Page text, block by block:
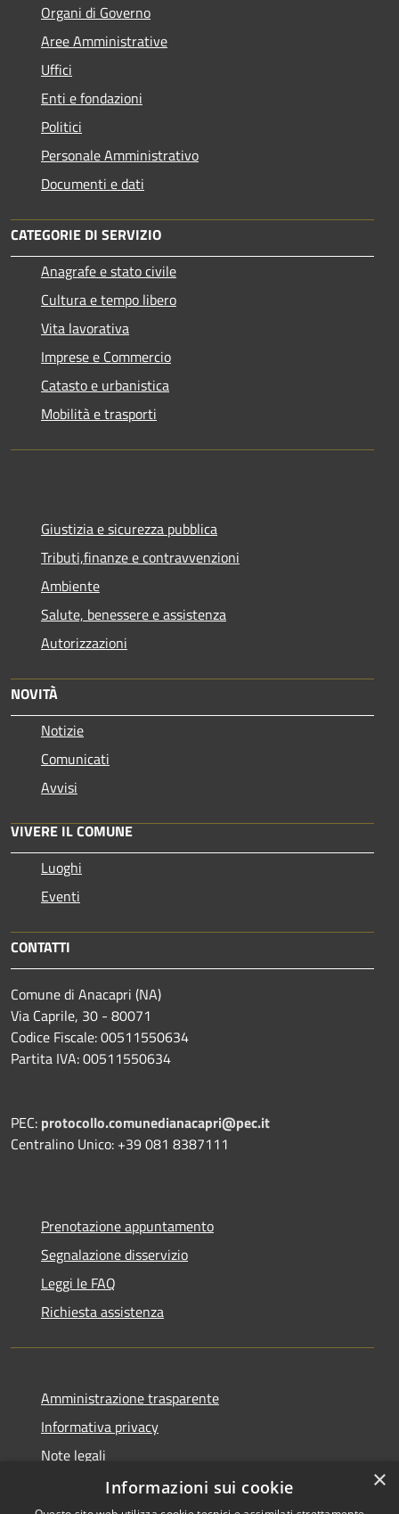
Organi di Governo
Aree Amministrative
Uffici
Enti e fondazioni
Politici
Personale Amministrativo
Documenti e dati
CATEGORIE DI SERVIZIO
Anagrafe e stato civile
Cultura e tempo libero
Vita lavorativa
Imprese e Commercio
Catasto e urbanistica
Mobilità e trasporti
Giustizia e sicurezza pubblica
Tributi,finanze e contravvenzioni
Ambiente
Salute, benessere e assistenza
Autorizzazioni
NOVITÀ
Notizie
Comunicati
Avvisi
VIVERE IL COMUNE
Luoghi
Eventi
CONTATTI
Comune di Anacapri (NA)
Via Caprile, 30 - 80071
Codice Fiscale: 00511550634
Partita IVA: 00511550634
PEC: protocollo.comunedianacapri@pec.it
Centralino Unico: +39 081 8387111
Prenotazione appuntamento
Segnalazione disservizio
Leggi le FAQ
Richiesta assistenza
Amministrazione trasparente
Informativa privacy
Note legali
Dichiarazione di accessibilità
×
Informazioni sui cookie